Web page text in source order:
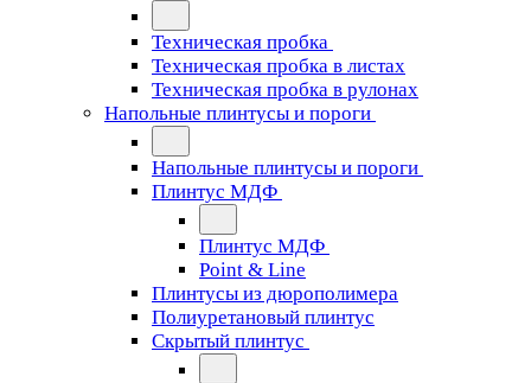
Техническая пробка
Техническая пробка в листах
Техническая пробка в рулонах
Напольные плинтусы и пороги
Напольные плинтусы и пороги
Плинтус МДФ
Плинтус МДФ
Point & Line
Плинтусы из дюрополимера
Полиуретановый плинтус
Скрытый плинтус